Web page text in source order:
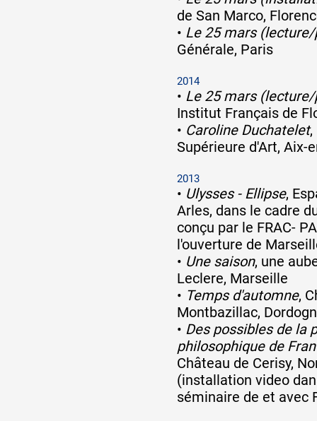
Formation
Événements
1% œuvres
public
Réseau
de San Marco,
• Le 25 mars
Générale, Paris
2014
• Le 25 mars
Institut Français de
• Caroline Duchatelet,
Supérieure d'Art, Aix-
2013
• Ulysses - Ellipse,
Arles, dans le cadre
conçu par le FRAC-
l'ouverture de
• Une saison, une
Leclere, Marseille
• Temps d'automne,
Montbazillac,
• Des possibles de la
philosophique de
Château de Cerisy,
(installation video
séminaire de et avec